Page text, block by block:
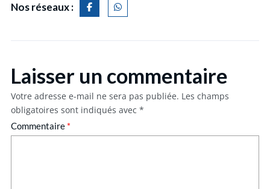
Nos réseaux :
Laisser un commentaire
Votre adresse e-mail ne sera pas publiée. Les champs
obligatoires sont indiqués avec *
Commentaire *